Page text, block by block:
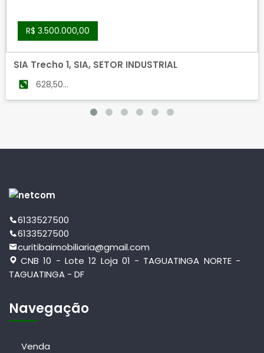
R$ 3.500.000,00
SIA Trecho 1, SIA, SETOR INDUSTRIAL
628,50
m²
6133527500
6133527500
curitibaimobiliaria@gmail.com
CNB 10 - Lote 12 Loja 01 - TAGUATINGA NORTE -
TAGUATINGA - DF
Navegação
Venda